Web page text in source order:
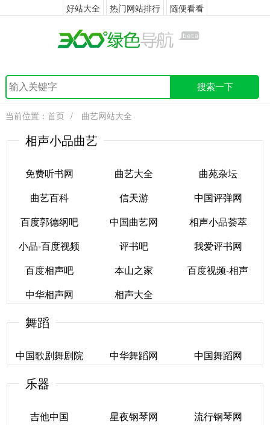
好站大全 热门网站排行 随便看看
搜索一下
当前位置： 首页 / 曲艺网站大全
相声小品曲艺
免费听书网
免费听书网
曲艺大全
曲艺大全
曲苑杂坛
曲苑杂坛
曲艺百科
曲艺百科
信天游
信天游
中国评弹网
中国评弹网
百度郭德纲吧
百度郭德纲吧
中国曲艺网
中国曲艺网
相声小品荟萃
相声小品荟萃
小品-百度视频
小品-百度视频
评书吧
评书吧
我爱评书网
我爱评书网
百度相声吧
百度相声吧
本山之家
本山之家
百度视频-相声
中华相声网
中华相声网
相声大全
相声大全
舞蹈
中国歌剧舞剧院
中国歌剧舞剧院
中华舞蹈网
中华舞蹈网
中国舞蹈网
中国舞蹈网
乐器
吉他中国
星夜钢琴网
流行钢琴网